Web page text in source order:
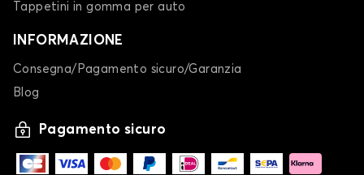
Tappetini in gomma per auto
INFORMAZIONE
Consegna/Pagamento sicuro/Garanzia
Blog
Pagamento sicuro